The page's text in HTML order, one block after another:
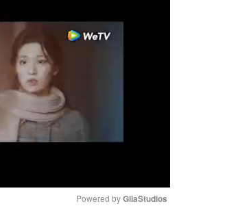
Powered by GliaStudios